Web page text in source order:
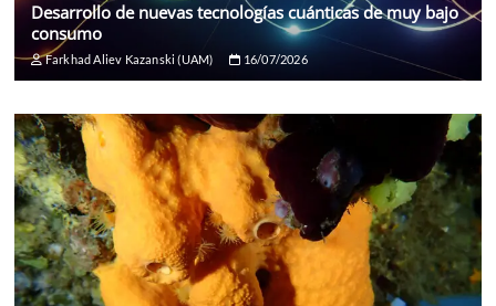
Desarrollo de nuevas tecnologías cuánticas de muy bajo
consumo
Farkhad Aliev Kazanski (UAM) 16/07/2026